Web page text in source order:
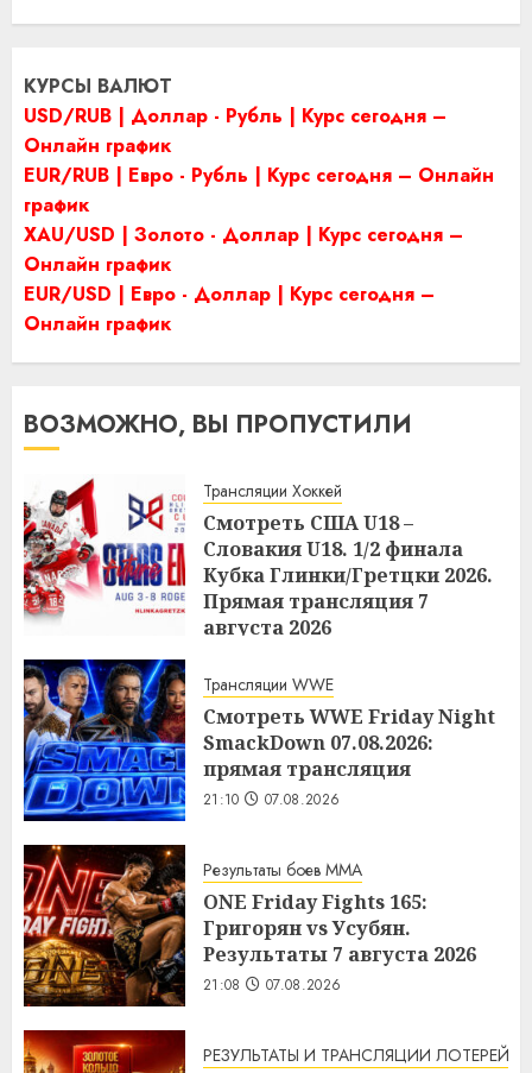
КУРСЫ ВАЛЮТ
USD/RUB | Доллар - Рубль | Курс сегодня –
Онлайн график
EUR/RUB | Евро - Рубль | Курс сегодня – Онлайн
график
XAU/USD | Золото - Доллар | Курс сегодня –
Онлайн график
EUR/USD | Евро - Доллар | Курс сегодня –
Онлайн график
ВОЗМОЖНО, ВЫ ПРОПУСТИЛИ
Трансляции Хоккей
Смотреть США U18 –
Словакия U18. 1/2 финала
Кубка Глинки/Гретцки 2026.
Прямая трансляция 7
августа 2026
Трансляции WWE
Смотреть WWE Friday Night
SmackDown 07.08.2026:
прямая трансляция
21:10 07.08.2026
Результаты боев MMA
ONE Friday Fights 165:
Григорян vs Усубян.
Результаты 7 августа 2026
21:08 07.08.2026
РЕЗУЛЬТАТЫ И ТРАНСЛЯЦИИ ЛОТЕРЕЙ